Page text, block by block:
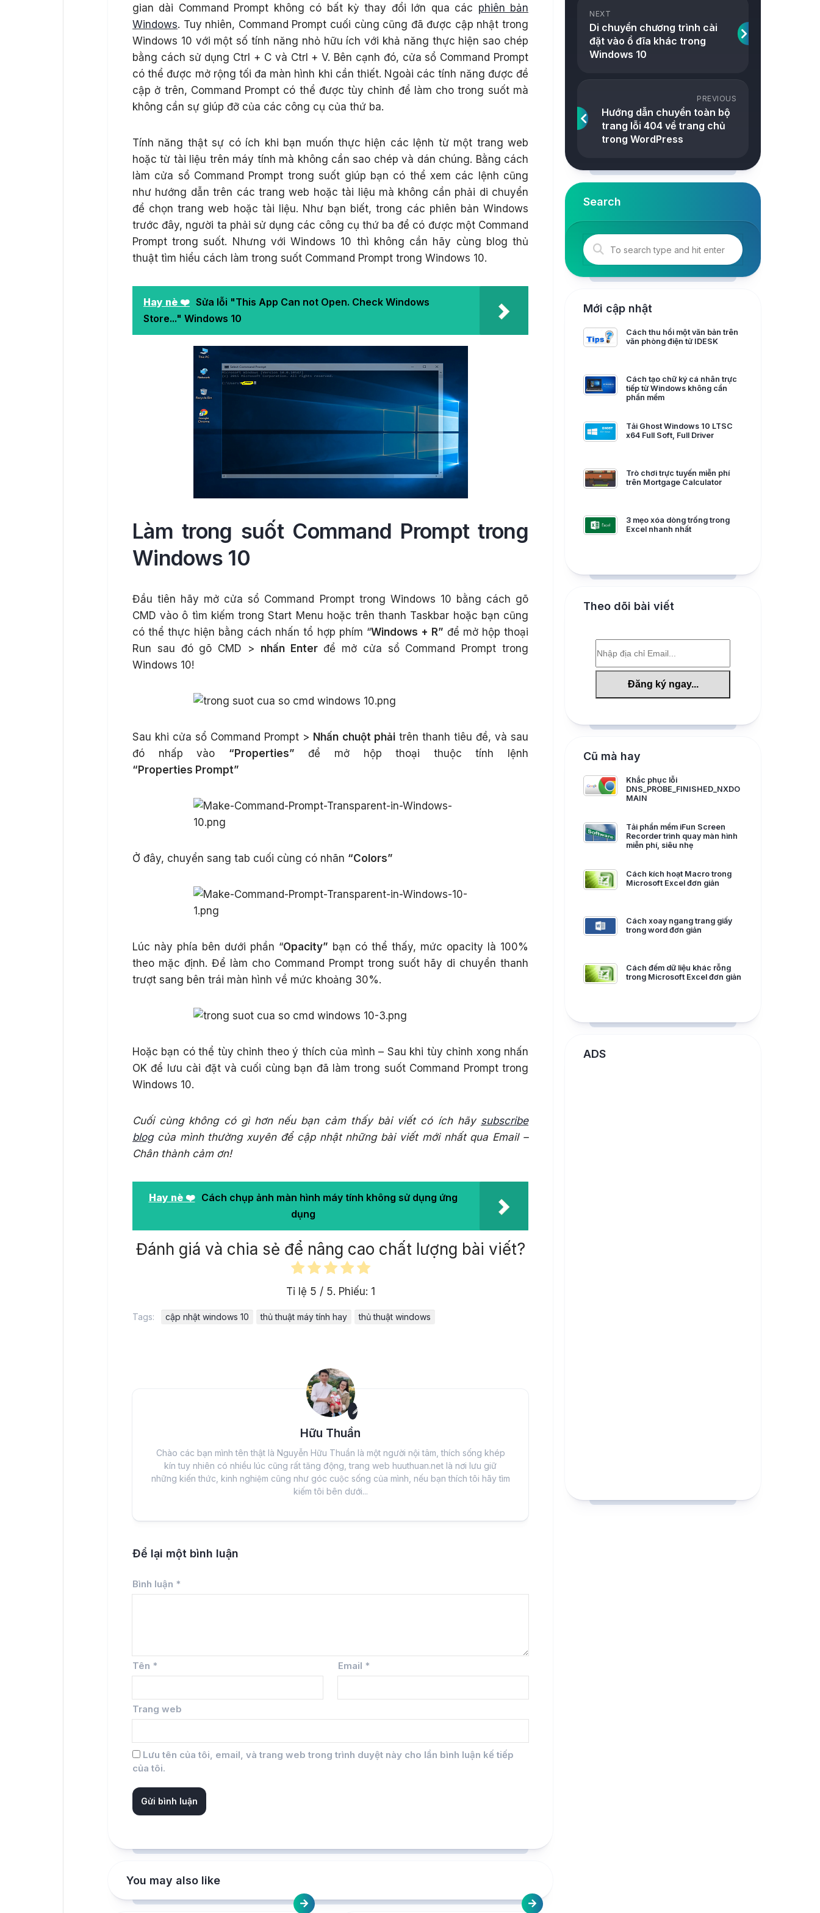
Snake
2048
Công
cụ
gian dài Command Prompt không có bất kỳ thay đổi lớn qua các phiên bản
Windows. Tuy nhiên, Command Prompt cuối cùng cũng đã được cập nhật trong
Windows 10 với một số tính năng nhỏ hữu ích với khả năng thực hiện sao chép
bằng cách sử dụng Ctrl + C và Ctrl + V. Bên cạnh đó, cửa sổ Command Prompt
có thể được mở rộng tối đa màn hình khi cần thiết. Ngoài các tính năng được đề
cập ở trên, Command Prompt có thể được tùy chỉnh để làm cho trong suốt mà
không cần sự giúp đỡ của các công cụ của thứ ba.
Tính năng thật sự có ích khi bạn muốn thực hiện các lệnh từ một trang web
hoặc từ tài liệu trên máy tính mà không cần sao chép và dán chúng. Bằng cách
làm cửa sổ Command Prompt trong suốt giúp bạn có thể xem các lệnh cũng
như hướng dẫn trên các trang web hoặc tài liệu mà không cần phải di chuyển
để chọn trang web hoặc tài liệu. Như bạn biết, trong các phiên bản Windows
trước đây, người ta phải sử dụng các công cụ thứ ba để có được một Command
Prompt trong suốt. Nhưng với Windows 10 thì không cần hãy cùng blog thủ
thuật tìm hiểu cách làm trong suốt Command Prompt trong Windows 10.
Hay nè ❤️ Sửa lỗi "This App Can not Open. Check Windows
Store..." Windows 10
Làm trong suốt Command Prompt trong
Windows 10
Đầu tiên hãy mở cửa sổ Command Prompt trong Windows 10 bằng cách gõ
CMD vào ô tìm kiếm trong Start Menu hoặc trên thanh Taskbar hoặc bạn cũng
có thể thực hiện bằng cách nhấn tổ hợp phím “Windows + R” để mở hộp thoại
Run sau đó gõ CMD > nhấn Enterđể mở cửa sổ Command Prompt trong
Windows 10!
Sau khi cửa sổ Command Prompt > N hấn chuột phảitrên thanh tiêu đề, và sau
đó nhấp vào “Properties” để mở hộp thoại thuộc tính lệnh
“Properties Prompt”
Ở đây, chuyển sang tab cuối cùng có nhãn “Colors”
Lúc này phía bên dưới phần “Opacity” bạn có thể thấy, mức opacity là 100%
theo mặc định. Để làm cho Command Prompt trong suốt hãy di chuyển thanh
trượt sang bên trái màn hình về mức khoảng 30%.
Hoặc bạn có thể tùy chỉnh theo ý thích của mình – Sau khi tùy chỉnh xong nhấn
OK để lưu cài đặt và cuối cùng bạn đã làm trong suốt Command Prompt trong
Windows 10.
Cuối cùng không có gì hơn nếu bạn cảm thấy bài viết có ích hãy subscribe
blogcủa mình thường xuyên để cập nhật những bài viết mới nhất qua Email –
Chân thành cảm ơn!
Hay nè ❤️ Cách chụp ảnh màn hình máy tính không sử dụng ứng
dụng
Đánh giá và chia sẻ để nâng cao chất lượng bài viết?
Tỉ lệ 5 / 5. Phiếu: 1
Tags: cập nhật windows 10 thủ thuật máy tính hay thủ thuật windows
Hữu Thuần
Chào các bạn mình tên thật là Nguyễn Hữu Thuần là một người nội tâm, thích sống khép
kín tuy nhiên có nhiều lúc cũng rất tăng động, trang web huuthuan.net là nơi lưu giữ
những kiến thức, kinh nghiệm cũng như góc cuộc sống của mình, nếu bạn thích tôi hãy tìm
kiếm tôi bên dưới...
Để lại một bình luận
Bình luận *
Tên * Email *
Trang web
Lưu tên của tôi, email, và trang web trong trình duyệt này cho lần bình luận kế tiếp
của tôi.
You may also like
NEXT
Di chuyển chương trình cài
đặt vào ổ đĩa khác trong
Windows 10
PREVIOUS
Hướng dẫn chuyển toàn bộ
trang lỗi 404 về trang chủ
trong WordPress
Search
Mới cập nhật
Cách thu hồi một văn bản trên
văn phòng điện tử IDESK
Cách tạo chữ ký cá nhân trực
tiếp từ Windows không cần
phần mềm
Tải Ghost Windows 10 LTSC
x64 Full Soft, Full Driver
Trò chơi trực tuyến miễn phí
trên Mortgage Calculator
3 mẹo xóa dòng trống trong
Excel nhanh nhất
Theo dõi bài viết
Cũ mà hay
Khắc phục lỗi
DNS_PROBE_FINISHED_NXDO
MAIN
Tải phần mềm iFun Screen
Recorder trình quay màn hình
miễn phí, siêu nhẹ
Cách kích hoạt Macro trong
Microsoft Excel đơn giản
Cách xoay ngang trang giấy
trong word đơn giản
Cách đếm dữ liệu khác rỗng
trong Microsoft Excel đơn giản
ADS